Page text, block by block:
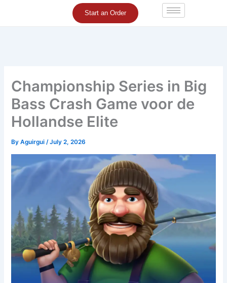
Start an Order
Championship Series in Big
Bass Crash Game voor de
Hollandse Elite
ByAguirgui/July 2, 2026